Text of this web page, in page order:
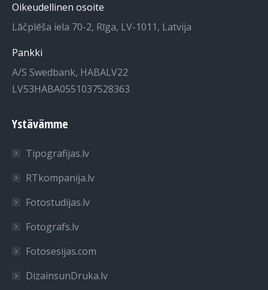
Oikeudellinen osoite
Lāčplēša iela 70-2, Rīga, LV-1011, Latvija
Pankki
A/S Swedbank, HABALV22
LV53HABA0551037528363
Ystävämme
Tipografijas.lv
RTkompanija.lv
Fotostudijas.lv
Fotografs.lv
Fotosesijas.com
DizainsunDruka.lv